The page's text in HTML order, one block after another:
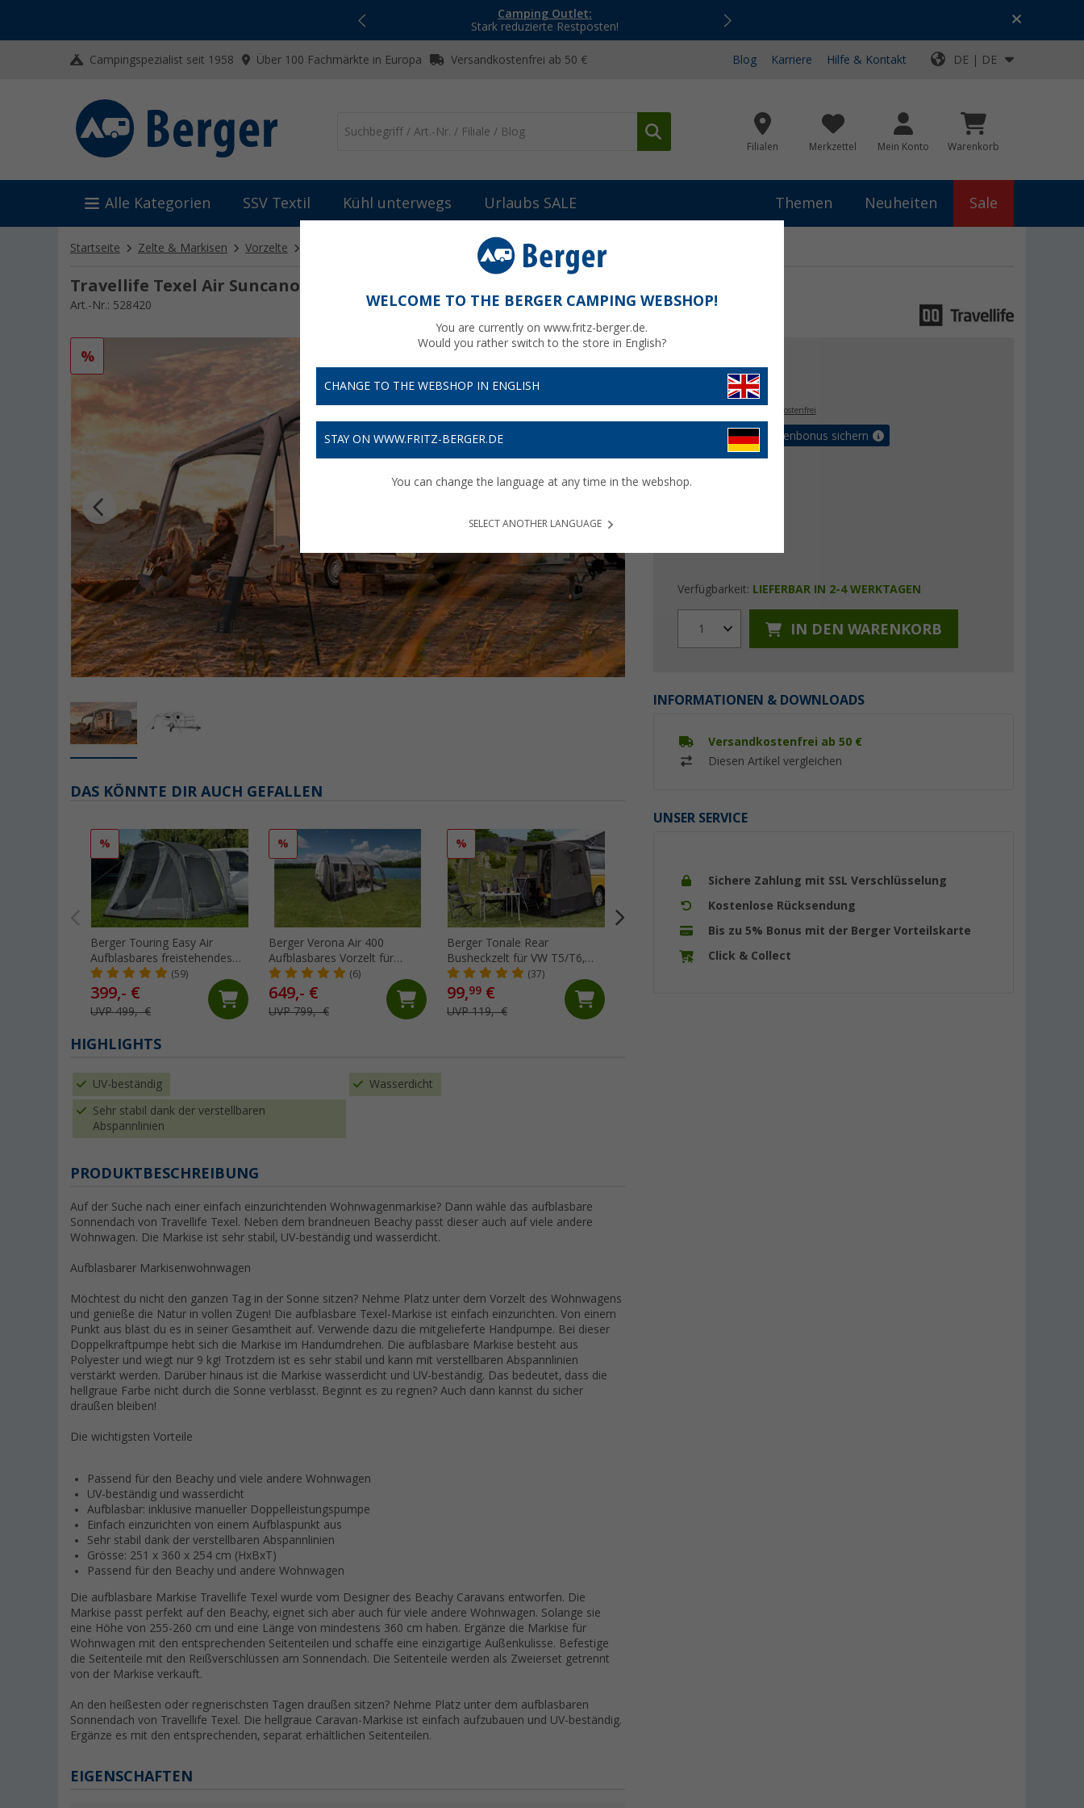
Camping Outlet:
Stark reduzierte Restposten!
Top-Deals für dein Abenteuer!
Campingspezialist seit 1958 Über 100 Fachmärkte in Europa Versandkostenfrei ab 50 € Blog Karriere Hilfe & Kontakt DE | DE
Filialen Merkzettel Mein Konto Warenkorb
Alle Kategorien SSV Textil Kühl unterwegs Urlaubs SALE Themen Neuheiten Sale
Startseite Zelte & Markisen Vorzelte Travellife Texel Air Suncanopy aufblasbares Busvorzelt
Travellife Texel Air Suncanopy aufblasbares Busvorzelt
Art.-Nr.: 528420
%
449,- €
versandkostenfrei
€ Vorteilskartenbonus sichern
Verfügbarkeit: LIEFERBAR IN 2-4 WERKTAGEN
1 IN DEN WARENKORB
INFORMATIONEN & DOWNLOADS
Versandkostenfrei ab 50 €
Diesen Artikel vergleichen
UNSER SERVICE
Sichere Zahlung mit SSL Verschlüsselung
Kostenlose Rücksendung
Bis zu 5% Bonus mit der Berger Vorteilskarte
Click & Collect
DAS KÖNNTE DIR AUCH GEFALLEN
%
Berger Touring Easy Air
Aufblasbares freistehendes
Busvorzelt, Anbauhöhe 180 -
200 cm
(59)
399,- €
UVP 499,- €
%
Berger Verona Air 400
Aufblasbares Vorzelt für
Wohnwagen, Anbauhöhe 235
- 255 cm
(6)
649,- €
UVP 799,- €
%
Berger Tonale Rear
Busheckzelt für VW T5/T6,
Anbauhöhe 210 cm
(37)
99,99 €
UVP 119,- €
Universalzelt
HIGHLIGHTS
UV-beständig Wasserdicht
Sehr stabil dank der verstellbaren
Abspannlinien
PRODUKTBESCHREIBUNG
Auf der Suche nach einer einfach einzurichtenden Wohnwagenmarkise? Dann wähle das aufblasbare
Sonnendach von Travellife Texel. Neben dem brandneuen Beachy passt dieser auch auf viele andere
Wohnwagen. Die Markise ist sehr stabil, UV-beständig und wasserdicht.
Aufblasbarer Markisenwohnwagen
Möchtest du nicht den ganzen Tag in der Sonne sitzen? Nehme Platz unter dem Vorzelt des Wohnwagens
und genieße die Natur in vollen Zügen! Die aufblasbare Texel-Markise ist einfach einzurichten. Von einem
Punkt aus bläst du es in seiner Gesamtheit auf. Verwende dazu die mitgelieferte Handpumpe. Bei dieser
Doppelkraftpumpe hebt sich die Markise im Handumdrehen. Die aufblasbare Markise besteht aus
Polyester und wiegt nur 9 kg! Trotzdem ist es sehr stabil und kann mit verstellbaren Abspannlinien
verstärkt werden. Darüber hinaus ist die Markise wasserdicht und UV-beständig. Das bedeutet, dass die
hellgraue Farbe nicht durch die Sonne verblasst. Beginnt es zu regnen? Auch dann kannst du sicher
draußen bleiben!
Die wichtigsten Vorteile
Passend für den Beachy und viele andere Wohnwagen
UV-beständig und wasserdicht
Aufblasbar: inklusive manueller Doppelleistungspumpe
Einfach einzurichten von einem Aufblaspunkt aus
Sehr stabil dank der verstellbaren Abspannlinien
Grösse: 251 x 360 x 254 cm (HxBxT)
Passend für den Beachy und andere Wohnwagen
Die aufblasbare Markise Travellife Texel wurde vom Designer des Beachy Caravans entworfen. Die
Markise passt perfekt auf den Beachy, eignet sich aber auch für viele andere Wohnwagen. Solange sie
eine Höhe von 255-260 cm und eine Länge von mindestens 360 cm haben. Ergänze die Markise für
Wohnwagen mit den entsprechenden Seitenteilen und schaffe eine einzigartige Außenkulisse. Befestige
die Seitenteile mit den Reißverschlüssen am Sonnendach. Die Seitenteile werden als Zweierset getrennt
von der Markise verkauft.
An den heißesten oder regnerischsten Tagen draußen sitzen? Nehme Platz unter dem aufblasbaren
Sonnendach von Travellife Texel. Die hellgraue Caravan-Markise ist einfach aufzubauen und UV-beständig.
Ergänze es mit den entsprechenden, separat erhältlichen Seitenteilen.
EIGENSCHAFTEN
WELCOME TO THE BERGER CAMPING WEBSHOP!
You are currently on www.fritz-berger.de.
Would you rather switch to the store in English?
CHANGE TO THE WEBSHOP IN ENGLISH
STAY ON WWW.FRITZ-BERGER.DE
You can change the language at any time in the webshop.
SELECT ANOTHER LANGUAGE